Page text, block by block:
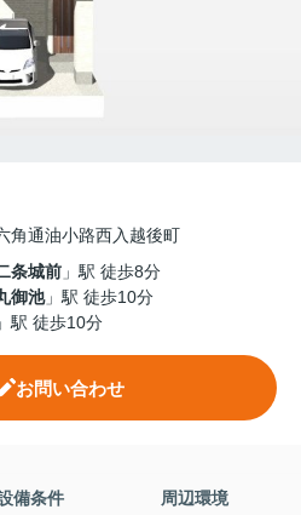
角通油小路西入越後町
条城前 」駅 徒歩8分
御池」駅 徒歩10分
」駅 徒歩10分
お問い合わせ
備条件 周辺環境